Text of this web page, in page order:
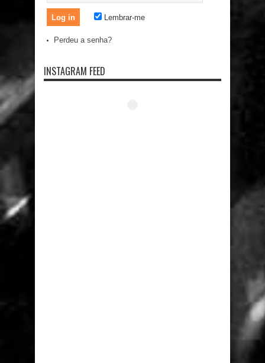
Lembrar-me
Perdeu a senha?
INSTAGRAM FEED